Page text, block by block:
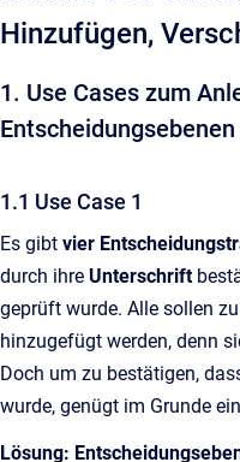
Hinzufügen,
1. Use Cases zum
Entscheidungsebenen
1.1 Use Case 1
Es gibt vier
durch ihre Unterschrift
geprüft wurde. Alle sollen
hinzugefügt werden, denn
Doch um zu bestätigen,
wurde, genügt im Grunde
Lösung: